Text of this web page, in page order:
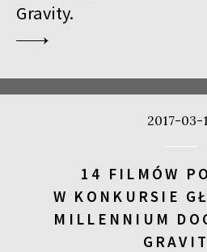
Gravity.
2017-03-
14 FILMÓW
W KONKURSIE
MILLENNIUM